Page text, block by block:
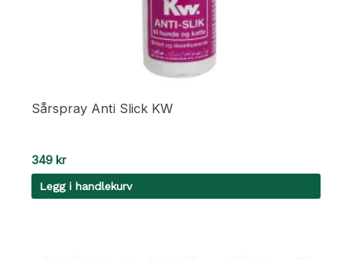
Sårspray Anti Slick KW
349 kr
Legg i handlekurv